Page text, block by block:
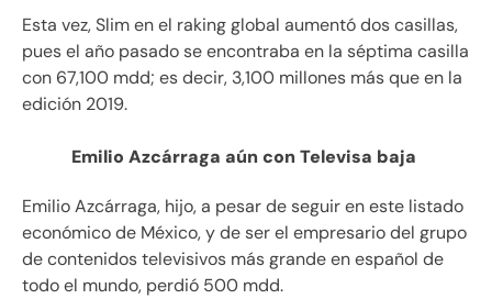
Esta vez, Slim en el raking global aumentó dos casillas,
pues el año pasado se encontraba en la séptima casilla
con 67,100 mdd; es decir, 3,100 millones más que en la
edición 2019.
Emilio Azcárraga aún con Televisa baja
Emilio Azcárraga, hijo, a pesar de seguir en este listado
económico de México, y de ser el empresario del grupo
de contenidos televisivos más grande en español de
todo el mundo, perdió 500 mdd.